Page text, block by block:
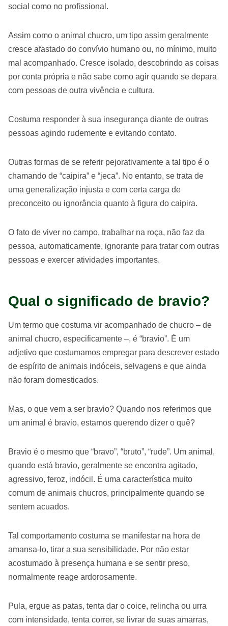
social como no profissional.
Assim como o animal chucro, um tipo assim geralmente
cresce afastado do convívio humano ou, no mínimo, muito
mal acompanhado. Cresce isolado, descobrindo as coisas
por conta própria e não sabe como agir quando se depara
com pessoas de outra vivência e cultura.
Costuma responder à sua insegurança diante de outras
pessoas agindo rudemente e evitando contato.
Outras formas de se referir pejorativamente a tal tipo é o
chamando de “caipira” e “jeca”. No entanto, se trata de
uma generalização injusta e com certa carga de
preconceito ou ignorância quanto à figura do caipira.
O fato de viver no campo, trabalhar na roça, não faz da
pessoa, automaticamente, ignorante para tratar com outras
pessoas e exercer atividades importantes.
Qual o significado de bravio?
Um termo que costuma vir acompanhado de chucro – de
animal chucro, especificamente –, é “bravio”. É um
adjetivo que costumamos empregar para descrever estado
de espírito de animais indóceis, selvagens e que ainda
não foram domesticados.
Mas, o que vem a ser bravio? Quando nos referimos que
um animal é bravio, estamos querendo dizer o quê?
Bravio é o mesmo que “bravo”, “bruto”, “rude”. Um animal,
quando está bravio, geralmente se encontra agitado,
agressivo, feroz, indócil. É uma característica muito
comum de animais chucros, principalmente quando se
sentem acuados.
Tal comportamento costuma se manifestar na hora de
amansa-lo, tirar a sua sensibilidade. Por não estar
acostumado à presença humana e se sentir preso,
normalmente reage ardorosamente.
Pula, ergue as patas, tenta dar o coice, relincha ou urra
com intensidade, tenta correr, se livrar de suas amarras,